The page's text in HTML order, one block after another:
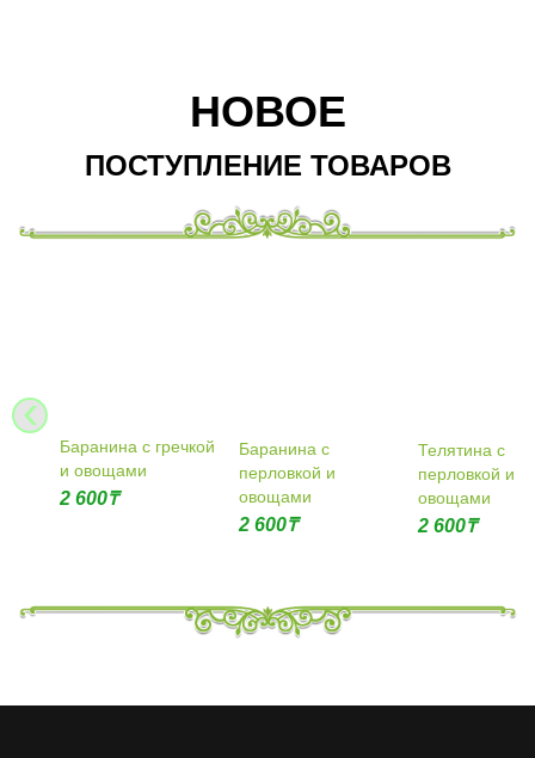
НОВОЕ
ПОСТУПЛЕНИЕ ТОВАРОВ
‹
Баранина с гречкой
и овощами
2 600₸
Баранина с
перловкой и
овощами
2 600₸
Телятина с
перловкой и
овощами
2 600₸